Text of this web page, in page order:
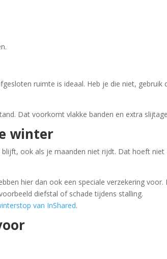
ruimte is ideaal. Heb je die niet, gebruik
Dat voorkomt vlakke banden en extra
winter
ook als je maanden niet rijdt. Dat hoeft niet
hier dan ook een speciale verzekering voor.
diefstal of schade tijdens stalling.
van InShared.